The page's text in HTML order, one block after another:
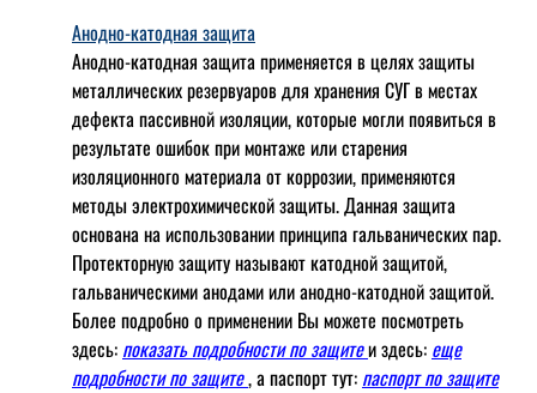
Анодно-катодная защита
Анодно-катодная защита применяется в целях защиты
металлических резервуаров для хранения СУГ в местах
дефекта пассивной изоляции, которые могли появиться в
результате ошибок при монтаже или старения
изоляционного материала от коррозии, применяются
методы электрохимической защиты. Данная защита
основана на использовании принципа гальванических пар.
Протекторную защиту называют катодной защитой,
гальваническими анодами или анодно-катодной защитой.
Более подробно о применении Вы можете посмотреть
здесь: показать подробности по защитеи здесь: еще
подробности по защите, а паспорт тут: паспорт по защите